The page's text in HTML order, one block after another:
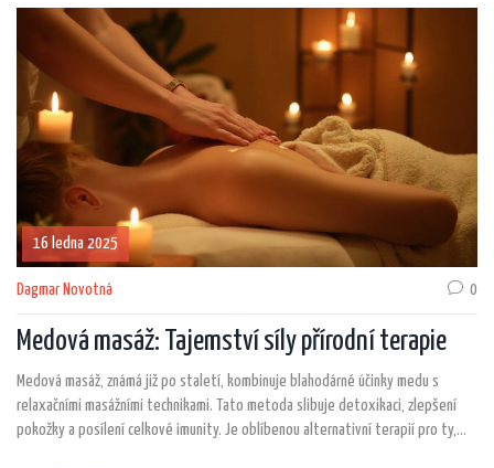
techniky se používají a jak taková masáž může prospět vaší duševní pohodě.
16 ledna 2025
Dagmar Novotná 0
Medová masáž: Tajemství síly přírodní terapie
Medová masáž, známá již po staletí, kombinuje blahodárné účinky medu s
relaxačními masážními technikami. Tato metoda slibuje detoxikaci, zlepšení
pokožky a posílení celkové imunity. Je oblíbenou alternativní terapií pro ty,